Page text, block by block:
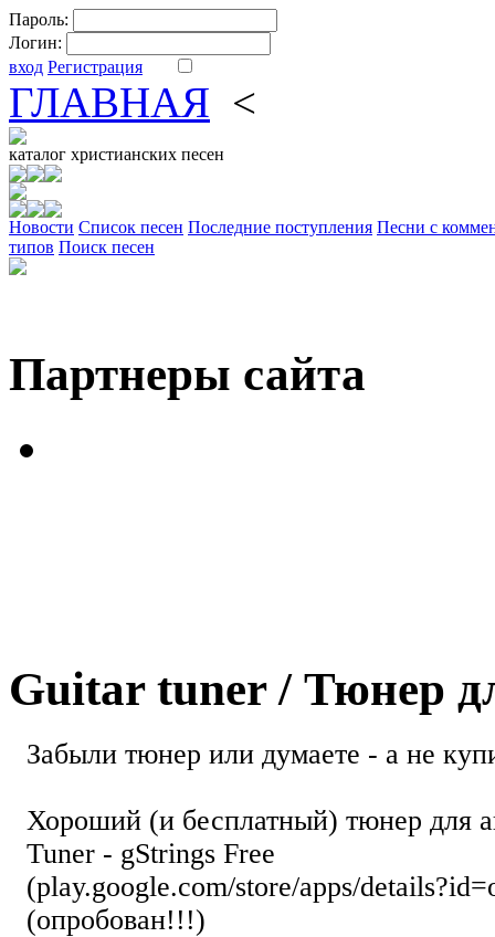
Пароль:
Логин:
вход Регистрация
ГЛАВНАЯ <
каталог христианских песен
Новости Cписок песен Последние поступления Песни с
типов Поиск песен
Партнеры сайта
Guitar tuner / Тюнер
Забыли тюнер или думаете - а не
Хороший (и бесплатный) тюнер для
Tuner - gStrings Free
(play.google.com/store/apps/
(опробован!!!)